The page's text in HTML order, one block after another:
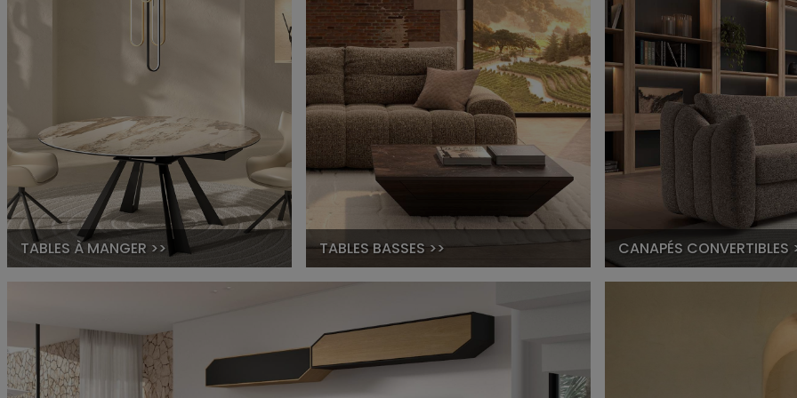
TABLES À MANGER >> TABLES BASSES >> CANAPÉS CONVERTIBLES